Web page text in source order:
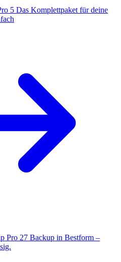
5 Das Komplettpaket für deine
Pro 27 Backup in Bestform –